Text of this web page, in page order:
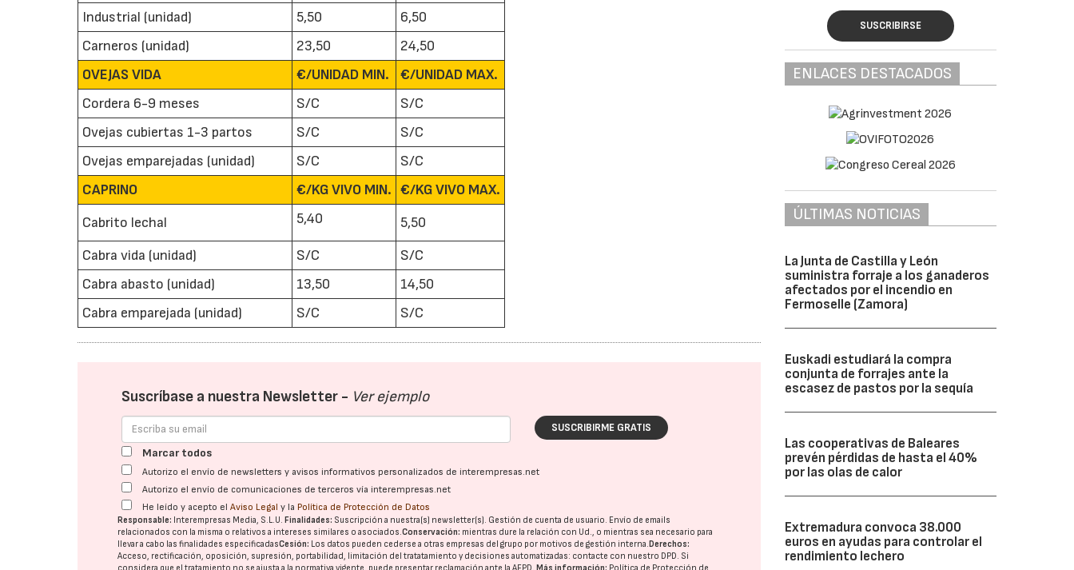
Industrial (unidad)
5,50
6,50
Carneros (unidad)
23,50
24,50
OVEJAS VIDA
€/UNIDAD MIN.
€/UNIDAD MAX.
Cordera 6-9 meses
S/C
S/C
Ovejas cubiertas 1-3 partos
S/C
S/C
Ovejas emparejadas (unidad)
S/C
S/C
CAPRINO
€/KG VIVO MIN. €/KG VIVO MAX.
Cabrito lechal
5,40
5,50
Cabra vida (unidad)
S/C
S/C
Cabra abasto (unidad)
13,50
14,50
Cabra emparejada (unidad)
S/C S/C
Suscríbase a nuestra Newsletter - Ver ejemplo
SUSCRIBIRME GRATIS
Marcar todos
Autorizo el envío de newsletters y avisos informativos personalizados de interempresas.net
Autorizo el envío de comunicaciones de terceros vía interempresas.net
He leído y acepto elAviso Legal y la Política de Protección de Datos
Responsable: Interempresas Media, S.L.U.Finalidades: Suscripción a nuestra(s) newsletter(s). Gestión de cuenta de usuario. Envío de emails
relacionados con la misma o relativos a intereses similares o asociados.Conservación: mientras dure la relación con Ud., o mientras sea necesario para
llevar a cabo las finalidades especificadasCesión: Los datos pueden cederse a otras empresas del grupo por motivos de gestión interna.Derechos:
Acceso, rectificación, oposición, supresión, portabilidad, limitación del tratatamiento y decisiones automatizadas: contacte con nuestro DPD. Si
considera que el tratamiento no se ajusta a la normativa vigente, puede presentar reclamación ante laAEPD.Más información: Política de Protección de
SUSCRIBIRSE
ENLACES DESTACADOS
ÚLTIMAS NOTICIAS
La Junta de Castilla y León
suministra forraje a los ganaderos
afectados por el incendio en
Fermoselle (Zamora)
Euskadi estudiará la compra
conjunta de forrajes ante la
escasez de pastos por la sequía
Las cooperativas de Baleares
prevén pérdidas de hasta el 40%
por las olas de calor
Extremadura convoca 38.000
euros en ayudas para controlar el
rendimiento lechero